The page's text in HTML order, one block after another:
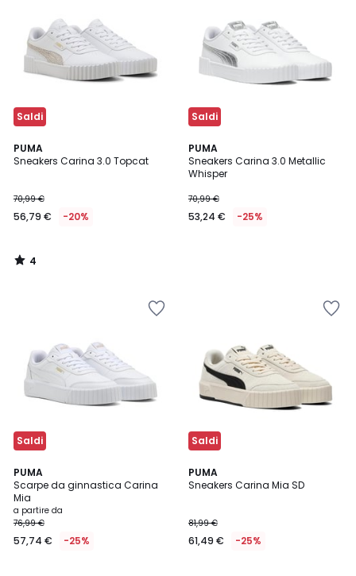
Saldi
PUMA
Sneakers Carina 3.0 Topcat
70,99 €
56,79 € -20%
4
/
4
/
Saldi
PUMA
Sneakers Carina 3.0 Metallic
Whisper
70,99 €
53,24 € -25%
Saldi
PUMA
Scarpe da ginnastica Carina
Mia
a partire da
76,99 €
57,74 € -25%
2
Colori
Saldi
PUMA
Sneakers Carina Mia SD
81,99 €
61,49 € -25%